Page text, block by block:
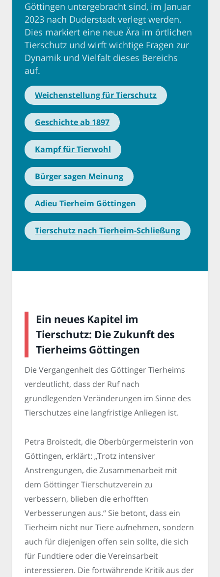
Göttingen untergebracht sind, im Januar
2023 nach Duderstadt verlegt werden.
Dies markiert eine neue Ära im örtlichen
Tierschutz und wirft wichtige Fragen zur
Dynamik und Vielfalt dieses Bereichs
auf.
Weichenstellung für Tierschutz
Geschichte ab 1897
Kampf für Tierwohl
Bürger sagen Meinung
Adieu Tierheim Göttingen
Tierschutz nach Tierheim-Schließung
Ein neues Kapitel im
Tierschutz: Die Zukunft des
Tierheims Göttingen
Die Vergangenheit des Göttinger Tierheims
verdeutlicht, dass der Ruf nach
grundlegenden Veränderungen im Sinne des
Tierschutzes eine langfristige Anliegen ist.
Petra Broistedt, die Oberbürgermeisterin von
Göttingen, erklärt: „Trotz intensiver
Anstrengungen, die Zusammenarbeit mit
dem Göttinger Tierschutzverein zu
verbessern, blieben die erhofften
Verbesserungen aus.“ Sie betont, dass ein
Tierheim nicht nur Tiere aufnehmen, sondern
auch für diejenigen offen sein sollte, die sich
für Fundtiere oder die Vereinsarbeit
interessieren. Die fortwährende Kritik aus der